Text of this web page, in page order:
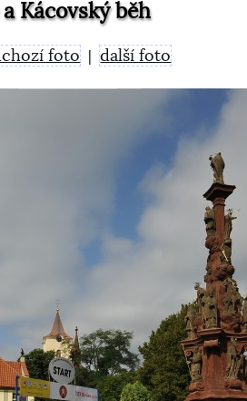
Kácovský běh
foto |další foto